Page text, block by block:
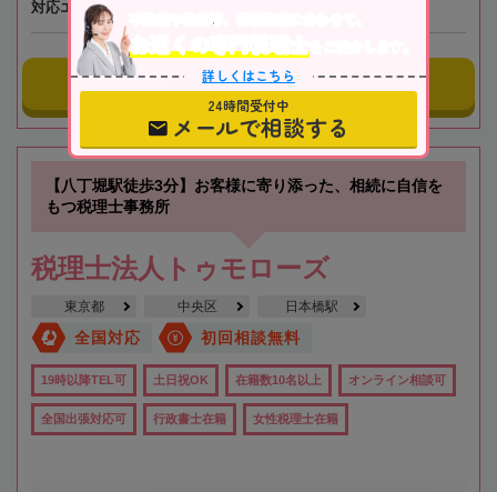
対応エリア
事務所にメールする
【八丁堀駅徒歩3分】お客様に寄り添った、相続に自信を
もつ税理士事務所
税理士法人トゥモローズ
東京都 中央区 日本橋駅
全国対応 初回相談無料
19時以降TEL可 土日祝OK 在籍数10名以上 オンライン相談可
全国出張対応可 行政書士在籍 女性税理士在籍
不動産や株式等、相続資産に合わせて、
お近くの専門税理士
をご紹介します。
詳しくはこちら
24時間受付中
メールで相談する